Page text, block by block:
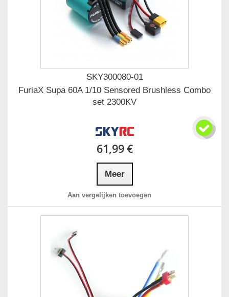
SKY300080-01
FuriaX Supa 60A 1/10 Sensored Brushless Combo
set 2300KV
61,99 €
Meer
Aan vergelijken toevoegen